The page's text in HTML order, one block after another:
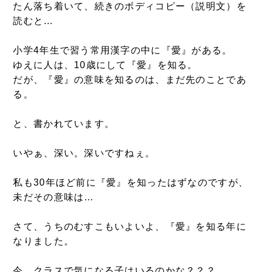
たん落ち着いて、続きのボディコピー（説明文）を
読むと…
小学4年生で習う常用漢字の中に『愛』がある。
ゆえに人は、10歳にして『愛』を知る。
だが、『愛』の意味を知るのは、まだ先のことであ
る。
と、書かれています。
いやぁ、深い。深いですねぇ。
私も30年ほど前に『愛』を知ったはずなのですが、
未だその意味は…
さて、うちのむすこもいよいよ、『愛』を知る年に
なりました。